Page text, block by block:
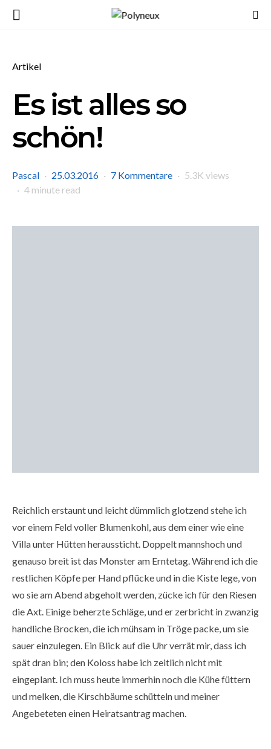
Artikel
Es ist alles so
schön!
Pascal 25.03.2016 7 Kommentare
5.3K views
4 minute read
Reichlich erstaunt und leicht dümmlich glotzend stehe ich
vor einem Feld voller Blumenkohl, aus dem einer wie eine
Villa unter Hütten heraussticht. Doppelt mannshoch und
genauso breit ist das Monster am Erntetag. Während ich die
restlichen Köpfe per Hand pflücke und in die Kiste lege, von
wo sie am Abend abgeholt werden, zücke ich für den Riesen
die Axt. Einige beherzte Schläge, und er zerbricht in zwanzig
handliche Brocken, die ich mühsam in Tröge packe, um sie
sauer einzulegen. Ein Blick auf die Uhr verrät mir, dass ich
spät dran bin; den Koloss habe ich zeitlich nicht mit
eingeplant. Ich muss heute immerhin noch die Kühe füttern
und melken, die Kirschbäume schütteln und meiner
Angebeteten einen Heiratsantrag machen.